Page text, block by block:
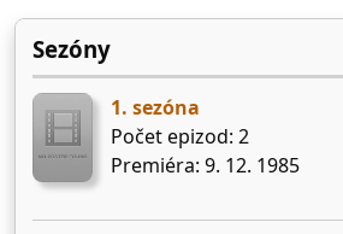
Sezóny
1. sezóna
Počet epizod: 2
Premiéra: 9. 12. 1985